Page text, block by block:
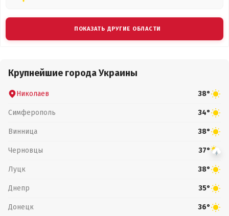
ПОКАЗАТЬ ДРУГИЕ ОБЛАСТИ
Крупнейшие города Украины
Николаев 38°
Симферополь 34°
Винница 38°
Черновцы 37°
Луцк 38°
Днепр 35°
Донецк 36°